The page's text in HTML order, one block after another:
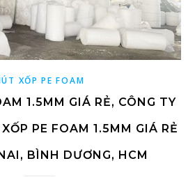
XỐP PE FOAM
1.5MM GIÁ RẺ, CÔNG TY
PE FOAM 1.5MM GIÁ RẺ
BÌNH DƯƠNG, HCM